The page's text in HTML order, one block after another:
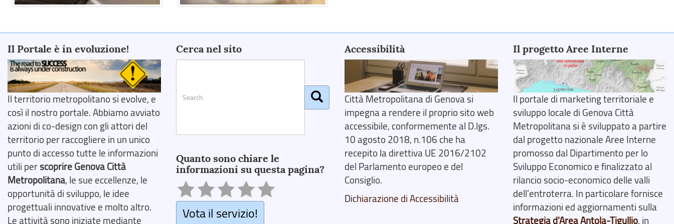
Il Portale è in evoluzione!
Il territorio metropolitano si evolve, e
così il nostro portale. Abbiamo avviato
azioni di co-design con gli attori del
territorio per raccogliere in un unico
punto di accesso tutte le informazioni
utili perscoprire Genova Città
Metropolitana, le sue eccellenze, le
opportunità di sviluppo, le idee
progettuali innovative e molto altro.
Le attività sono iniziate mediante
Cerca nel sito
Quanto sono chiare le
informazioni su questa pagina?
Vota il servizio!
Accessibilità
Città Metropolitana di Genova si
impegna a rendere il proprio sito web
accessibile, conformemente al D.lgs.
10 agosto 2018, n.106 che ha
recepito la direttiva UE 2016/2102
del Parlamento europeo e del
Consiglio.
Dichiarazione di Accessibilità
Il progetto Aree Interne
Il portale di marketing territoriale e
sviluppo locale di Genova Città
Metropolitana si è sviluppato a partire
dal progetto nazionale Aree Interne
promosso dal Dipartimento per lo
Sviluppo Economico e finalizzato al
rilancio socio-economico delle valli
dell’entroterra. In particolare fornisce
informazioni ed aggiornamenti sulla
Strategia d'Area Antola-Tigullio, in